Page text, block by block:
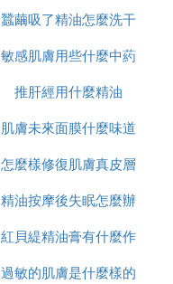
好
蠶繭吸了精油怎麼洗干
凈
敏感肌膚用些什麼中葯
口服
推肝經用什麼精油
肌膚未來面膜什麼味道
怎麼樣修復肌膚真皮層
精油按摩後失眠怎麼辦
紅貝緹精油膏有什麼作
用
過敏的肌膚是什麼樣的